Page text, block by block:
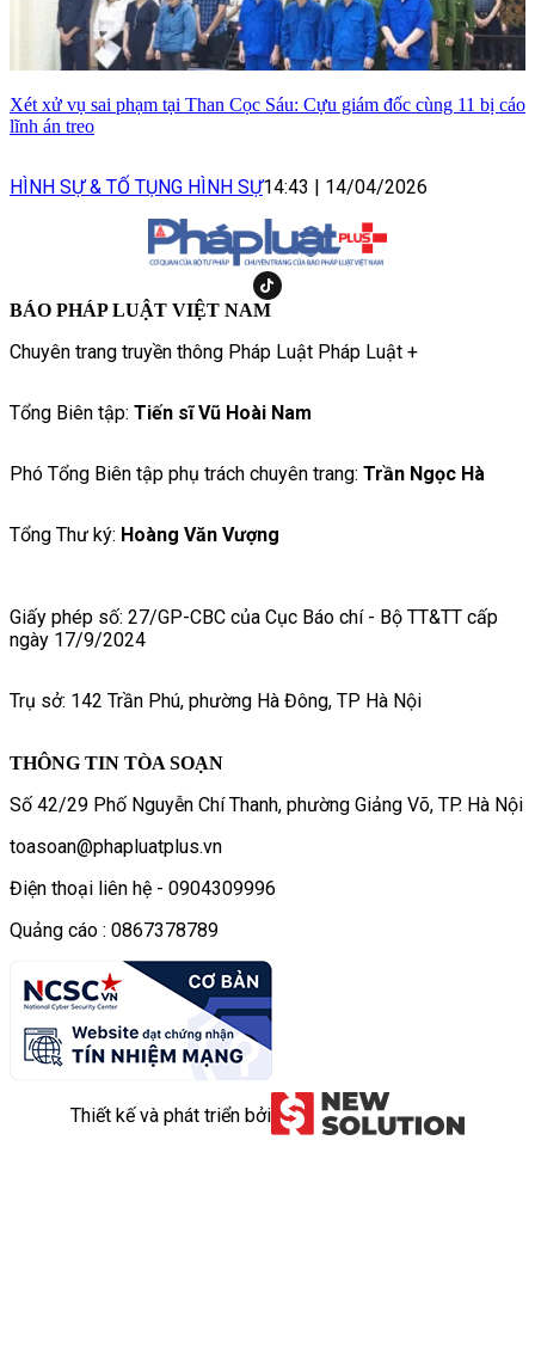
Xét xử vụ sai phạm tại Than Cọc Sáu: Cựu giám đốc cùng 11 bị cáo
lĩnh án treo
HÌNH SỰ & TỐ TỤNG HÌNH SỰ14:43 | 14/04/2026
BÁO PHÁP LUẬT VIỆT NAM
Chuyên trang truyền thông Pháp Luật Pháp Luật +
Tổng Biên tập: Tiến sĩ Vũ Hoài Nam
Phó Tổng Biên tập phụ trách chuyên trang: Trần Ngọc Hà
Tổng Thư ký: Hoàng Văn Vượng
Giấy phép số: 27/GP-CBC của Cục Báo chí - Bộ TT&TT cấp
ngày 17/9/2024
Trụ sở: 142 Trần Phú, phường Hà Đông, TP Hà Nội
THÔNG TIN TÒA SOẠN
Số 42/29 Phố Nguyễn Chí Thanh, phường Giảng Võ, TP. Hà Nội
toasoan@phapluatplus.vn
Điện thoại liên hệ - 0904309996
Quảng cáo : 0867378789
Thiết kế và phát triển bởi